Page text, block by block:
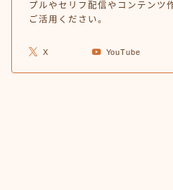
プルやセリフ配信やコンテンツ
ご活用ください。
X YouTube